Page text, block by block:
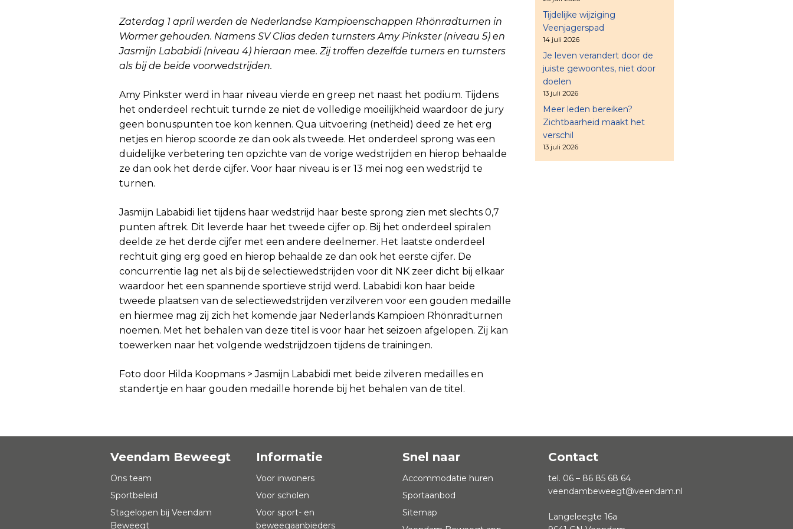
Zaterdag 1 april werden de Nederlandse Kampioenschappen Rhönradturnen in
Wormer gehouden. Namens SV Clias deden turnsters Amy Pinkster (niveau 5) en
Jasmijn Lababidi (niveau 4) hieraan mee. Zij troffen dezelfde turners en turnsters
als bij de beide voorwedstrijden.
Amy Pinkster werd in haar niveau vierde en greep net naast het podium. Tijdens
het onderdeel rechtuit turnde ze niet de volledige moeilijkheid waardoor de jury
geen bonuspunten toe kon kennen. Qua uitvoering (netheid) deed ze het erg
netjes en hierop scoorde ze dan ook als tweede. Het onderdeel sprong was een
duidelijke verbetering ten opzichte van de vorige wedstrijden en hierop behaalde
ze dan ook het derde cijfer. Voor haar niveau is er 13 mei nog een wedstrijd te
turnen.
Jasmijn Lababidi liet tijdens haar wedstrijd haar beste sprong zien met slechts 0,7
punten aftrek. Dit leverde haar het tweede cijfer op. Bij het onderdeel spiralen
deelde ze het derde cijfer met een andere deelnemer. Het laatste onderdeel
rechtuit ging erg goed en hierop behaalde ze dan ook het eerste cijfer. De
concurrentie lag net als bij de selectiewedstrijden voor dit NK zeer dicht bij elkaar
waardoor het een spannende sportieve strijd werd. Lababidi kon haar beide
tweede plaatsen van de selectiewedstrijden verzilveren voor een gouden medaille
en hiermee mag zij zich het komende jaar Nederlands Kampioen Rhönradturnen
noemen. Met het behalen van deze titel is voor haar het seizoen afgelopen. Zij kan
toewerken naar het volgende wedstrijdzoen tijdens de trainingen.
Foto door Hilda Koopmans > Jasmijn Lababidi met beide zilveren medailles en
standertje en haar gouden medaille horende bij het behalen van de titel.
Tijdelijke wijziging
Veenjagerspad
14 juli 2026
Je leven verandert door de
juiste gewoontes, niet door
doelen
13 juli 2026
Meer leden bereiken?
Zichtbaarheid maakt het
verschil
13 juli 2026
Veendam Beweegt
Ons team
Sportbeleid
Stagelopen bij Veendam
Beweegt
Informatie
Voor inwoners
Voor scholen
Voor sport- en
beweegaanbieders
Snel naar
Accommodatie huren
Sportaanbod
Sitemap
Contact
tel. 06 – 86 85 68 64
veendambeweegt@veendam.nl
Langeleegte 16a